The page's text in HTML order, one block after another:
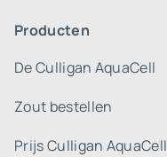
Producten
De Culligan AquaCell
Zout bestellen
Prijs Culligan AquaCell